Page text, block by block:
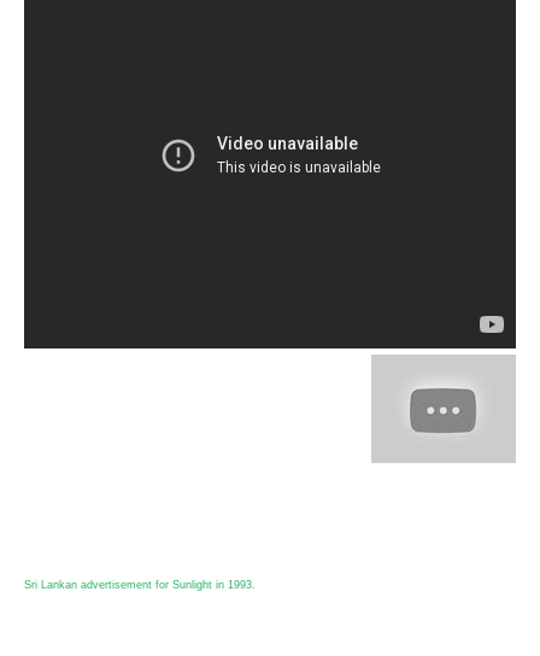
Sri Lankan advertisement for Sunlight in 1993.